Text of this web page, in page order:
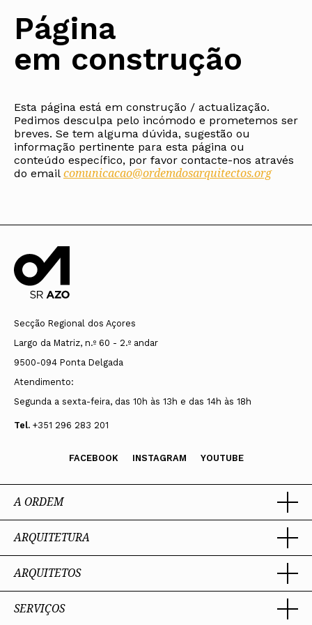
Nacional
Conselho Fiscal
Conselho Diretivo Regional
Conselho de Disciplina
Regional
Colégios
CAU
Glossário de
Arquitectura de
Autor
Protocolos
Institucionais
Protocolos Comerciais
SILUC
Apoio jurídico
Madeira
Açores
Notícias
Centro
Lisboa e Vale do Tejo
Alentejo
Algarve
Madeira
Açores
Página
em construção
Esta página está em construção / actualização.
Pedimos desculpa pelo incómodo e prometemos ser
breves. Se tem alguma dúvida, sugestão ou
informação pertinente para esta página ou
conteúdo específico, por favor contacte-nos através
do email comunicacao@ordemdosarquitectos.org
Secção Regional dos Açores
Largo da Matriz, n.º 60 - 2.º andar
9500-094 Ponta Delgada
Atendimento:
Segunda a sexta-feira, das 10h às 13h e das 14h às 18h
Tel. +351 296 283 201
FACEBOOK INSTAGRAM YOUTUBE
A ORDEM
Ordem dos Arquitectos
Sobre a OA
Legado
Estatuto e Regulamentos
ARQUITETURA
Trabalhar com Arquiteto
Porquê um Arquiteto
Boas práticas
ARQUITETOS
Portal dos Arquitectos
SERVIÇOS